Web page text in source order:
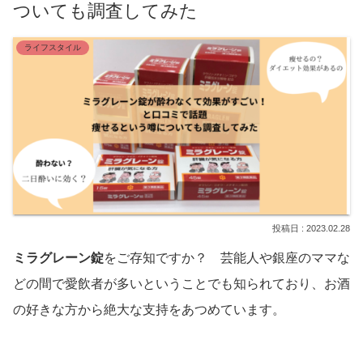
ついても調査してみた
ライフスタイル
2023.02.28
ミラグレーン錠をご存知ですか？ 芸能人や銀座のママな
どの間で愛飲者が多いということでも知られており、お酒
の好きな方から絶大な支持をあつめています。